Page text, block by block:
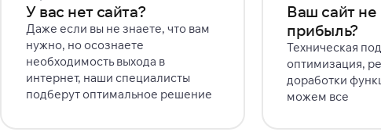
У вас нет сайта?
Даже если вы не знаете, что вам
нужно, но осознаете
необходимость выхода в
интернет, наши специалисты
подберут оптимальное решение
Ваш сайт
прибыль?
Техническая
оптимизация,
доработки
можем все